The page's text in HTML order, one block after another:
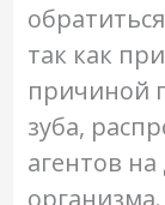
так как
причиной
зуба,
агентов